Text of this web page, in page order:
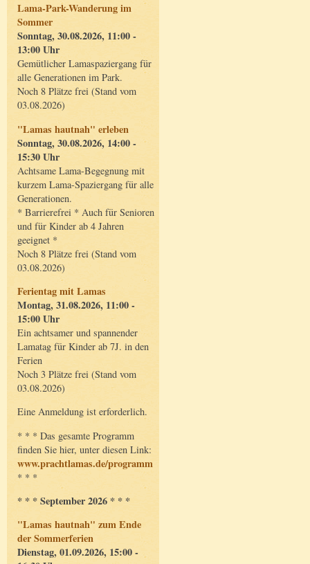
Lama-Park-Wanderung im
Sommer
Sonntag, 30.08.2026, 11:00 -
13:00 Uhr
Gemütlicher Lamaspaziergang für
alle Generationen im Park.
Noch 8 Plätze frei (Stand vom
03.08.2026)
"Lamas hautnah" erleben
Sonntag, 30.08.2026, 14:00 -
15:30 Uhr
Achtsame Lama-Begegnung mit
kurzem Lama-Spaziergang für alle
Generationen.
* Barrierefrei * Auch für Senioren
und für Kinder ab 4 Jahren
geeignet *
Noch 8 Plätze frei (Stand vom
03.08.2026)
Ferientag mit Lamas
Montag, 31.08.2026, 11:00 -
15:00 Uhr
Ein achtsamer und spannender
Lamatag für Kinder ab 7J. in den
Ferien
Noch 3 Plätze frei (Stand vom
03.08.2026)
Eine Anmeldung ist erforderlich.
* * * Das gesamte Programm
finden Sie hier, unter diesen Link:
www.prachtlamas.de/programm
* * *
* * * September 2026 * * *
"Lamas hautnah" zum Ende
der Sommerferien
Dienstag, 01.09.2026, 15:00 -